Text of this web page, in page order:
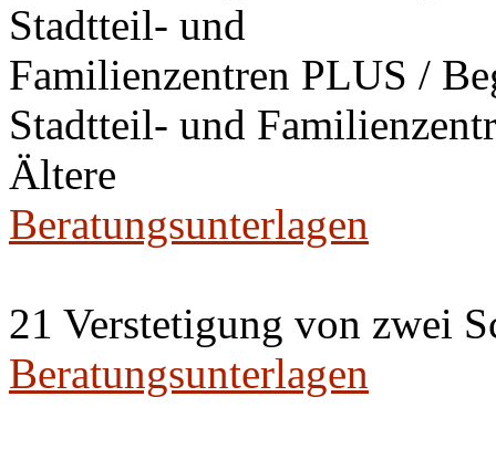
Stadtteil- und
Familienzentren PLUS /
Stadtteil- und
Ältere
Beratungsunterlagen
21 Verstetigung von zwei
Beratungsunterlagen